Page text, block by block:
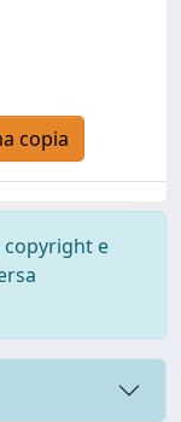
copia
copyright e